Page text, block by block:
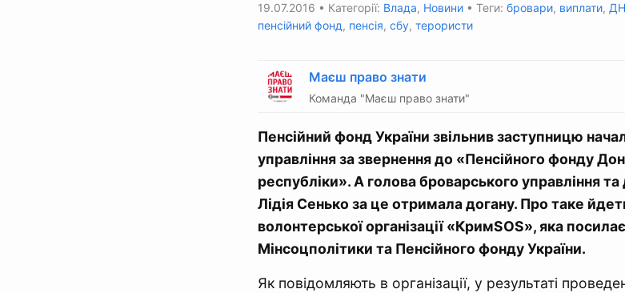
19.07.2016 • Категорії: Влада, Новини • Теги: бровари, виплати,
пенсійний фонд, пенсія, сбу, терористи
Маєш право знати
Команда "Маєш право знати"
Пенсійний фонд України звільнив заступницю
управління за звернення до «Пенсійного фонду
республіки». А голова броварського управління
Лідія Сенько за це отримала догану. Про таке
волонтерської організації «КримSOS», яка
Мінсоцполітики та Пенсійного фонду України.
Як повідомляють в організації, у результаті